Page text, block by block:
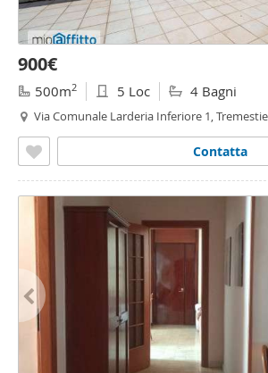
900€
500m2 5 Loc 4 Bagni
Via Comunale Larderia Inferiore 1,
Contatta